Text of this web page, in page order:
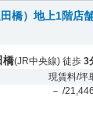
橋）地上1階店
橋(JR中央線) 徒歩 3
現賃料/坪
－ /